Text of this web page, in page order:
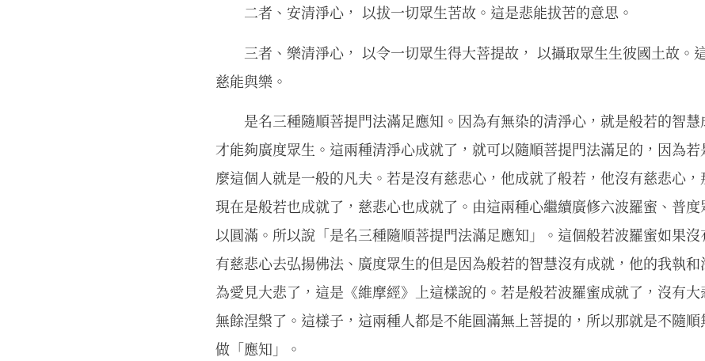
二者、安清淨心， 以拔一切眾生苦故。這是悲能拔苦的意思。
三者、樂清淨心， 以令一切眾生得大菩提故， 以攝取眾生生彼國土故。
慈能與樂。
是名三種隨順菩提門法滿足應知。因為有無染的清淨心，就是般若的智慧
才能夠廣度眾生。這兩種清淨心成就了，就可以隨順菩提門法滿足的，因為
麼這個人就是一般的凡夫。若是沒有慈悲心，他成就了般若，他沒有慈悲心，
現在是般若也成就了，慈悲心也成就了。由這兩種心繼續廣修六波羅蜜、普
以圓滿。所以說「是名三種隨順菩提門法滿足應知」。這個般若波羅蜜如果
有慈悲心去弘揚佛法、廣度眾生的但是因為般若的智慧沒有成就，他的我執
為愛見大悲了，這是《維摩經》上這樣說的。若是般若波羅蜜成就了，沒有
無餘涅槃了。這樣子，這兩種人都是不能圓滿無上菩提的，所以那就是不隨
做「應知」。